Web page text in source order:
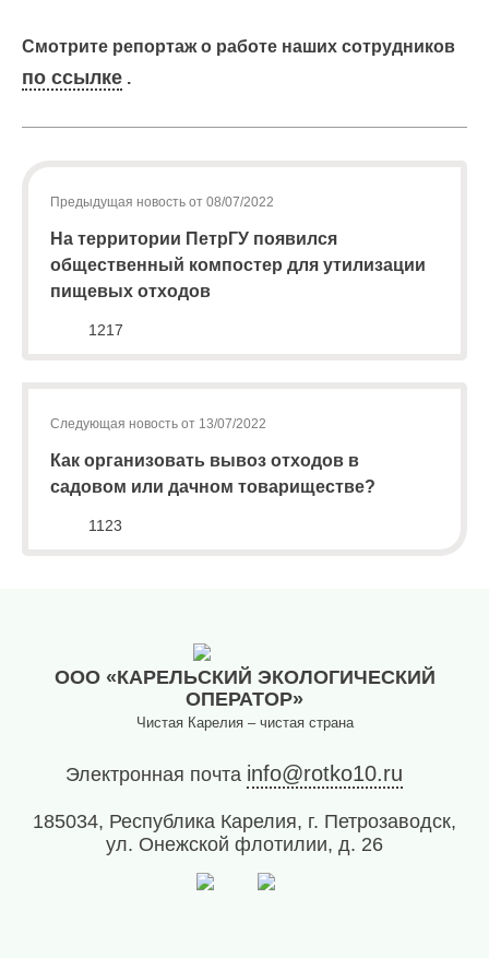
abon@eirz-
karelia.ru
;
(8142)
(или
номеру
телефона,
(8142)
Смотрите репортаж о работе наших сотрудников
по ссылке .
Предыдущая новость от 08/07/2022
На территории ПетрГУ появился
общественный компостер для утилизации
пищевых отходов
1217
Следующая новость от 13/07/2022
Как организовать вывоз отходов в
садовом или дачном товариществе?
1123
ООО «КАРЕЛЬСКИЙ ЭКОЛОГИЧЕСКИЙ
ОПЕРАТОР»
Чистая Карелия – чистая страна
Электронная почта info@rotko10.ru
185034, Республика Карелия, г. Петрозаводск,
ул. Онежской флотилии, д. 26